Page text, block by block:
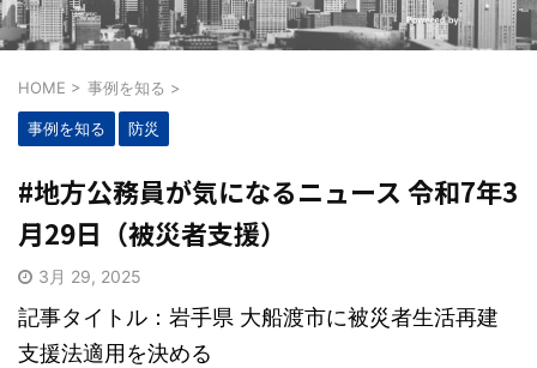
HOME > 事例を知る >
事例を知る 防災
#地方公務員が気になるニュース 令和7年3
月29日（被災者支援）
3月 29, 2025
記事タイトル：岩手県 大船渡市に被災者生活再建
支援法適用を決める